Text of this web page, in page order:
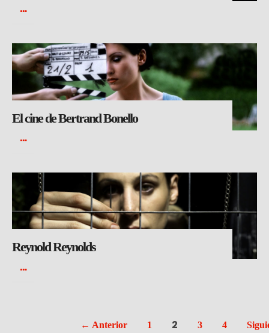
El cine de Bertrand Bonello
Reynold Reynolds
← Anterior 1 2 3 4